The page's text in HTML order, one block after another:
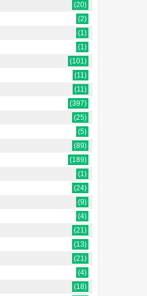
(20)
(2)
(1)
(1)
(101)
(11)
(11)
(397)
(25)
(5)
(89)
(189)
(1)
(24)
(9)
(4)
(21)
(13)
(21)
(4)
(18)